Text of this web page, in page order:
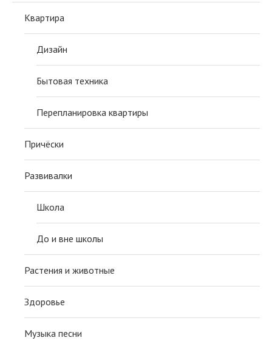
Квартира
Дизайн
Бытовая техника
Перепланировка квартиры
Причёски
Развивалки
Школа
До и вне школы
Растения и животные
Здоровье
Музыка песни